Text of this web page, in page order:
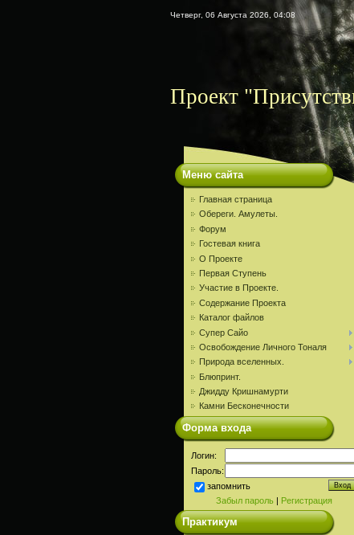
Четверг, 06 Августа 2026, 04:08
Проект
Меню сайта
Главная страница
Обереги. Амулеты.
Форум
Гостевая книга
О Проекте
Первая Ступень
Участие в Проекте.
Содержание Проекта
Каталог файлов
Супер Сайо
Освобождение Личного Тоналя
Природа вселенных.
Блюпринт.
Джидду Кришнамурти
Камни Бесконечности
Форма входа
Логин:
Пароль:
запомнить
Забыл пароль| Регистрация
Практикум